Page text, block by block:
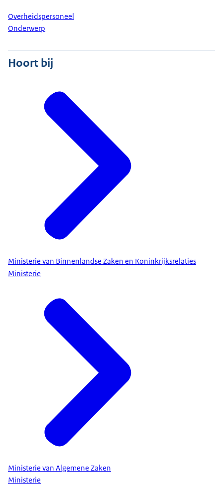
Overheidspersoneel
Onderwerp
Hoort bij
Ministerie van Binnenlandse Zaken en Koninkrijksrelaties
Ministerie
Ministerie van Algemene Zaken
Ministerie